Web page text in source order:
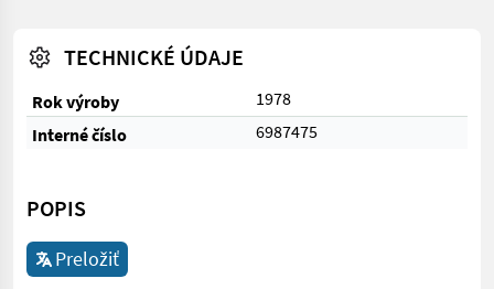
TECHNICKÉ ÚDAJE
Rok výroby
1978
Interné číslo
6987475
POPIS
Preložiť